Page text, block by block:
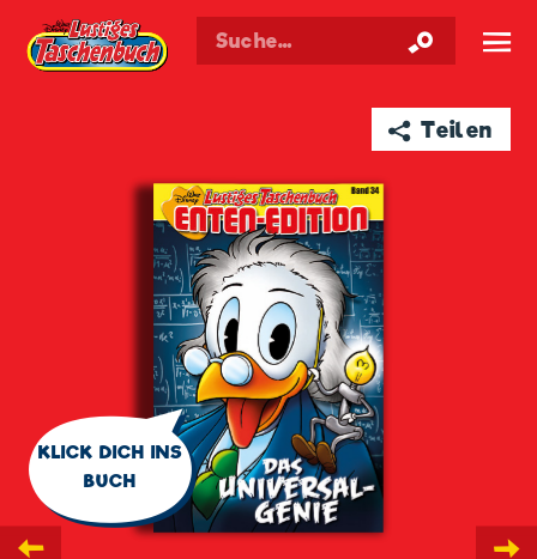
Walt Disneys Taschenbuch ☰
➦ Teilen
←
🗨
KLICK DICH INS
BUCH
→